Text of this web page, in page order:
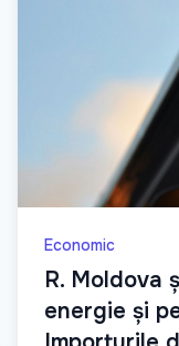
Economic
R. Moldova
energie și